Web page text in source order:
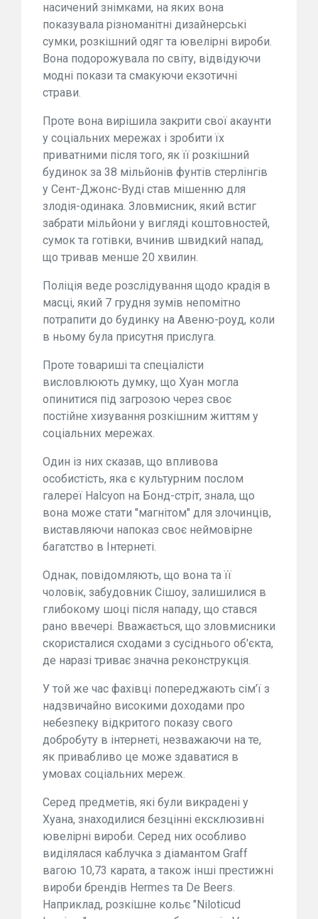
насичений знімками, на яких вона
показувала різноманітні дизайнерські
сумки, розкішний одяг та ювелірні вироби.
Вона подорожувала по світу, відвідуючи
модні покази та смакуючи екзотичні
страви.
Проте вона вирішила закрити свої акаунти
у соціальних мережах і зробити їх
приватними після того, як її розкішний
будинок за 38 мільйонів фунтів стерлінгів
у Сент-Джонс-Вуді став мішенню для
злодія-одинака. Зловмисник, який встиг
забрати мільйони у вигляді коштовностей,
сумок та готівки, вчинив швидкий напад,
що тривав менше 20 хвилин.
Поліція веде розслідування щодо крадія в
масці, який 7 грудня зумів непомітно
потрапити до будинку на Авеню-роуд, коли
в ньому була присутня прислуга.
Проте товариші та спеціалісти
висловлюють думку, що Хуан могла
опинитися під загрозою через своє
постійне хизування розкішним життям у
соціальних мережах.
Один із них сказав, що впливова
особистість, яка є культурним послом
галереї Halcyon на Бонд-стріт, знала, що
вона може стати "магнітом" для злочинців,
виставляючи напоказ своє неймовірне
багатство в Інтернеті.
Однак, повідомляють, що вона та її
чоловік, забудовник Сішоу, залишилися в
глибокому шоці після нападу, що стався
рано ввечері. Вважається, що зловмисники
скористалися сходами з сусіднього об'єкта,
де наразі триває значна реконструкція.
У той же час фахівці попереджають сім’ї з
надзвичайно високими доходами про
небезпеку відкритого показу свого
добробуту в інтернеті, незважаючи на те,
як привабливо це може здаватися в
умовах соціальних мереж.
Серед предметів, які були викрадені у
Хуана, знаходилися безцінні ексклюзивні
ювелірні вироби. Серед них особливо
виділялася каблучка з діамантом Graff
вагою 10,73 карата, а також інші престижні
вироби брендів Hermes та De Beers.
Наприклад, розкішне кольє "Niloticud